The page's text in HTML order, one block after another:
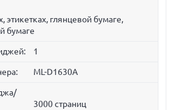
этикетках, глянцевой бумаге,
бумаге
1
ML-D1630A
3000 страниц